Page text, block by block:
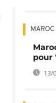
MAROC
pour
13/